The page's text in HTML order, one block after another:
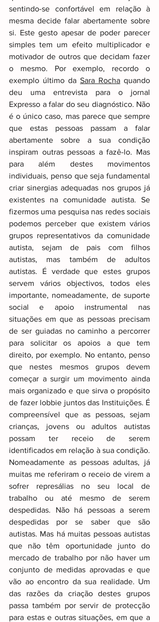
sentindo-se confortável em relação à
mesma decide falar abertamente sobre
si. Este gesto apesar de poder parecer
simples tem um efeito multiplicador e
motivador de outros que decidam fazer
o mesmo. Por exemplo, recordo o
exemplo último da Sara Rocha quando
deu uma entrevista para o jornal
Expresso a falar do seu diagnóstico. Não
é o único caso, mas parece que sempre
que estas pessoas passam a falar
abertamente sobre a sua condição
inspiram outras pessoas a fazê-lo. Mas
para além destes movimentos
individuais, penso que seja fundamental
criar sinergias adequadas nos grupos já
existentes na comunidade autista. Se
fizermos uma pesquisa nas redes sociais
podemos perceber que existem vários
grupos representativos da comunidade
autista, sejam de pais com filhos
autistas, mas também de adultos
autistas. É verdade que estes grupos
servem vários objectivos, todos eles
importante, nomeadamente, de suporte
social e apoio instrumental nas
situações em que as pessoas precisam
de ser guiadas no caminho a percorrer
para solicitar os apoios a que tem
direito, por exemplo. No entanto, penso
que nestes mesmos grupos devem
começar a surgir um movimento ainda
mais organizado e que sirva o propósito
de fazer lobbie juntos das Instituições. É
compreensível que as pessoas, sejam
crianças, jovens ou adultos autistas
possam ter receio de serem
identificados em relação à sua condição.
Nomeadamente as pessoas adultas, já
muitas me referiram o receio de virem a
sofrer represálias no seu local de
trabalho ou até mesmo de serem
despedidas. Não há pessoas a serem
despedidas por se saber que são
autistas. Mas há muitas pessoas autistas
que não têm oportunidade junto do
mercado de trabalho por não haver um
conjunto de medidas aprovadas e que
vão ao encontro da sua realidade. Um
das razões da criação destes grupos
passa também por servir de protecção
para estas e outras situações, em que a